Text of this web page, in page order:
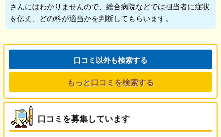
さんにはわかりませんので、総合病院などでは担当者に症状
を伝え、どの科が適当かを判断してもらいます。
口コミ以外も検索する
もっと口コミを検索する
口コミを募集しています